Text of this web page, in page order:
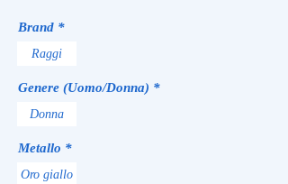
Brand *
Raggi
Genere (Uomo/Donna) *
Donna
Metallo *
Oro giallo